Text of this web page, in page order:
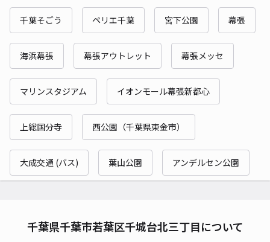
千葉そごう ペリエ千葉 宮下公園 幕張
海浜幕張 幕張アウトレット 幕張メッセ
マリンスタジアム イオンモール幕張新都心
上総国分寺 西公園（千葉県東金市）
大成交通 (バス) 葉山公園 アンデルセン公園
千葉県千葉市若葉区千城台北三丁目について